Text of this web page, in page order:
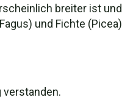
breiter ist und
und Fichte (Picea)